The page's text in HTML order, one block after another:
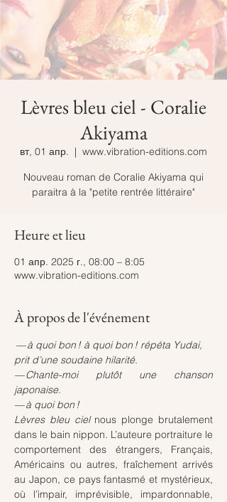
Lèvres bleu ciel - Coralie
Akiyama
вт, 01 апр.
  |
www.vibration-editions.com
Nouveau roman de Coralie Akiyama qui
paraitra à la "petite rentrée littéraire"
Heure et lieu
01 апр. 2025 г., 08:00 – 8:05
www.vibration-editions.com
À propos de l'événement
— à quoi bon ! à quoi bon ! répéta Yudai,
prit d’une soudaine hilarité.
— Chante-moi plutôt une chanson
japonaise.
— à quoi bon !
Lèvres bleu ciel nous plonge brutalement
dans le bain nippon. L’auteure portraiture le
comportement des étrangers, Français,
Américains ou autres, fraîchement arrivés
au Japon, ce pays fantasmé et mystérieux,
où l’impair, imprévisible, impardonnable,